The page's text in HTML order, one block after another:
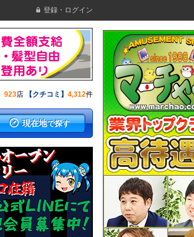
登録・ログイン
923店 【クチコミ】 4,312件
現在地で探す